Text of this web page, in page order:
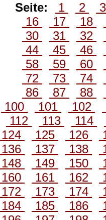
Seite: 1 2
16
17 18
30
31 32
44
45 46
58
59 60
72
73 74
86
87 88
100
101 102
112
113 114
124
125 126
136
137 138
148
149 150
160
161 162
172
173 174
184
185 186